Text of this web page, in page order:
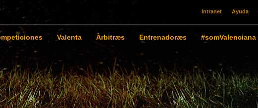
Intranet Ayuda
Valenta Àrbitræs Entrenadoræs #somValenciana